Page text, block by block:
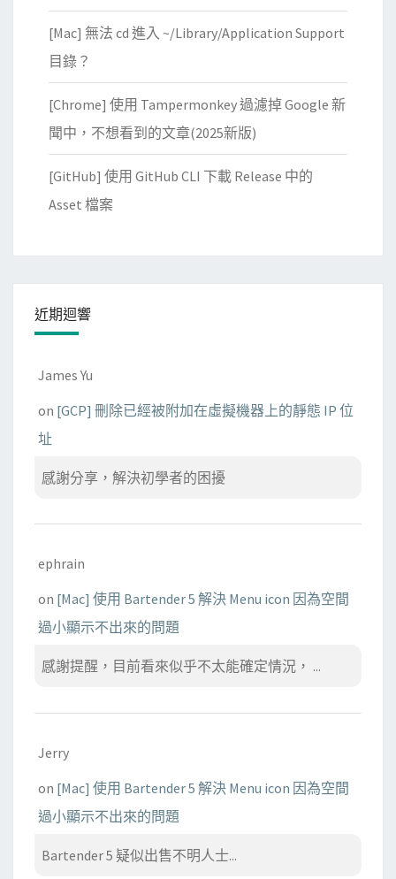
[Mac] 無法 cd 進入 ~/Library/Application Support
目錄？
[Chrome] 使用 Tampermonkey 過濾掉 Google 新
聞中，不想看到的文章(2025新版)
[GitHub] 使用 GitHub CLI 下載 Release 中的
Asset 檔案
近期迴響
James Yu
on [GCP] 刪除已經被附加在虛擬機器上的靜態 IP 位
址
感謝分享，解決初學者的困擾
ephrain
on [Mac] 使用 Bartender 5 解決 Menu icon 因為空間
過小顯示不出來的問題
感謝提醒，目前看來似乎不太能確定情況， ...
Jerry
on [Mac] 使用 Bartender 5 解決 Menu icon 因為空間
過小顯示不出來的問題
Bartender 5 疑似出售不明人士...